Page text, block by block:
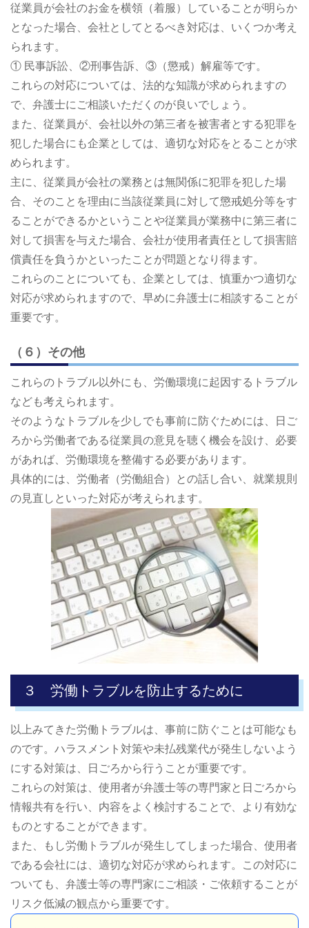
従業員が会社のお金を横領（着服）していることが明らか
となった場合、会社としてとるべき対応は、いくつか考え
られます。
① 民事訴訟、②刑事告訴、③（懲戒）解雇等です。
これらの対応については、法的な知識が求められますの
で、弁護士にご相談いただくのが良いでしょう。
また、従業員が、会社以外の第三者を被害者とする犯罪を
犯した場合にも企業としては、適切な対応をとることが求
められます。
主に、従業員が会社の業務とは無関係に犯罪を犯した場
合、そのことを理由に当該従業員に対して懲戒処分等をす
ることができるかということや従業員が業務中に第三者に
対して損害を与えた場合、会社が使用者責任として損害賠
償責任を負うかといったことが問題となり得ます。
これらのことについても、企業としては、慎重かつ適切な
対応が求められますので、早めに弁護士に相談することが
重要です。
（６）その他
これらのトラブル以外にも、労働環境に起因するトラブル
なども考えられます。
そのようなトラブルを少しでも事前に防ぐためには、日ご
ろから労働者である従業員の意見を聴く機会を設け、必要
があれば、労働環境を整備する必要があります。
具体的には、労働者（労働組合）との話し合い、就業規則
の見直しといった対応が考えられます。
３ 労働トラブルを防止するために
以上みてきた労働トラブルは、事前に防ぐことは可能なも
のです。ハラスメント対策や未払残業代が発生しないよう
にする対策は、日ごろから行うことが重要です。
これらの対策は、使用者が弁護士等の専門家と日ごろから
情報共有を行い、内容をよく検討することで、より有効な
ものとすることができます。
また、もし労働トラブルが発生してしまった場合、使用者
である会社には、適切な対応が求められます。この対応に
ついても、弁護士等の専門家にご相談・ご依頼することが
リスク低減の観点から重要です。